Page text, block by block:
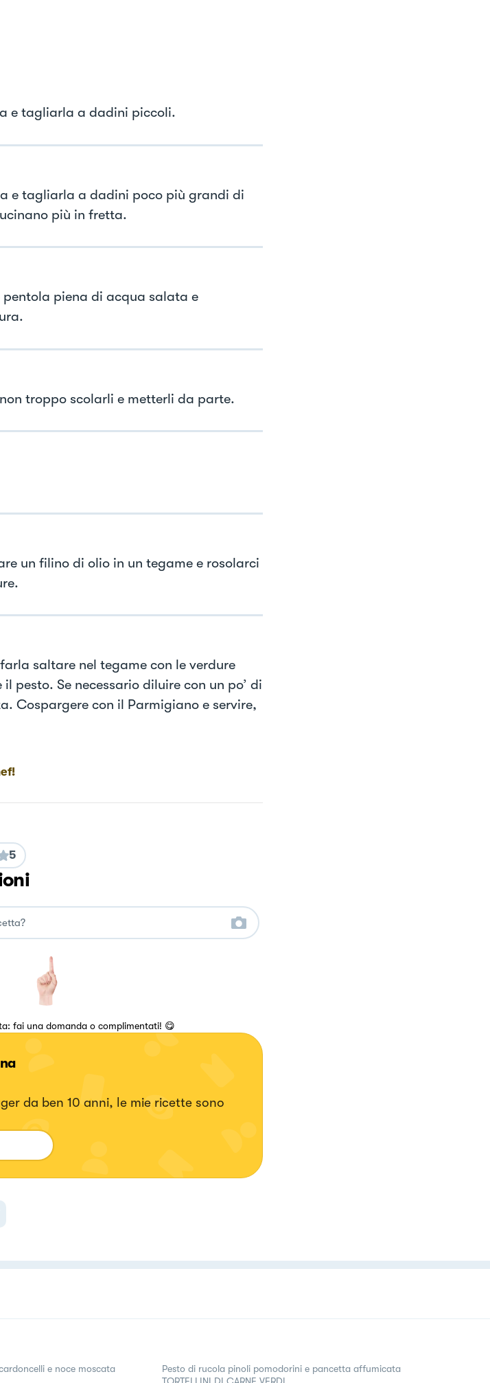
e tagliarla a dadini piccoli.
e tagliarla a dadini poco più grandi di
più in fretta.
piena di acqua salata e
troppo scolarli e metterli da parte.
un filino di olio in un tegame e rosolarci
saltare nel tegame con le verdure
pesto. Se necessario diluire con un po’ di
Cospargere con il Parmigiano e servire,
5
fai una domanda o complimentati! 😋
da ben 10 anni, le mie ricette sono
e noce moscata
Pesto di rucola pinoli pomodorini e pancetta affumicata